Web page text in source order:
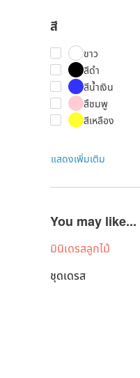
สี
ขาว
สีดำ
สีน้ำเงิน
สึชมพู
สีเหลือง
แสดงเพิ่มเติม
You may like...
มินิเดรสลูกไม้
ชุดเดรส